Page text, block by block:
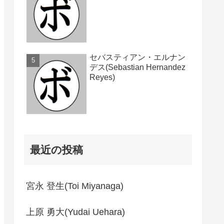
セバスティアン・エルナン
デス(Sebastian Hernandez
Reyes)
最近の投稿
宮永 登生(Toi Miyanaga)
上原 勇大(Yudai Uehara)